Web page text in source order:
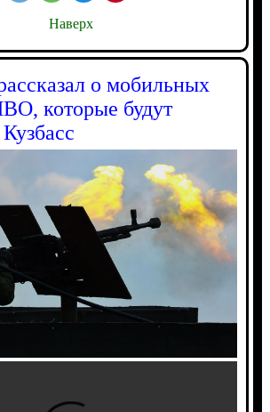
Наверх
о мобильных
которые будут